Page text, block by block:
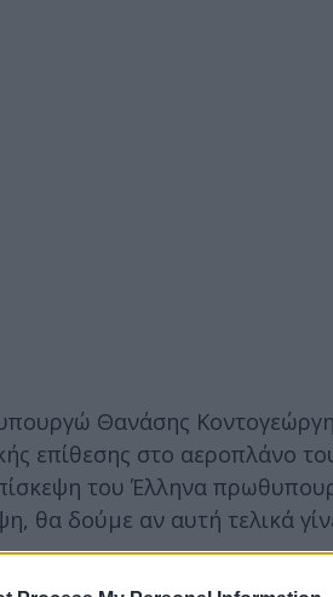
Θανάσης
επίθεσης στο αεροπλάνο
του Έλληνα
θα δούμε αν αυτή τελικά